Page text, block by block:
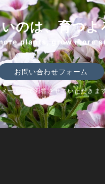
のは、育つよ
plants, grow more
お問い合わせフォーム
ールにて回答させていただきま